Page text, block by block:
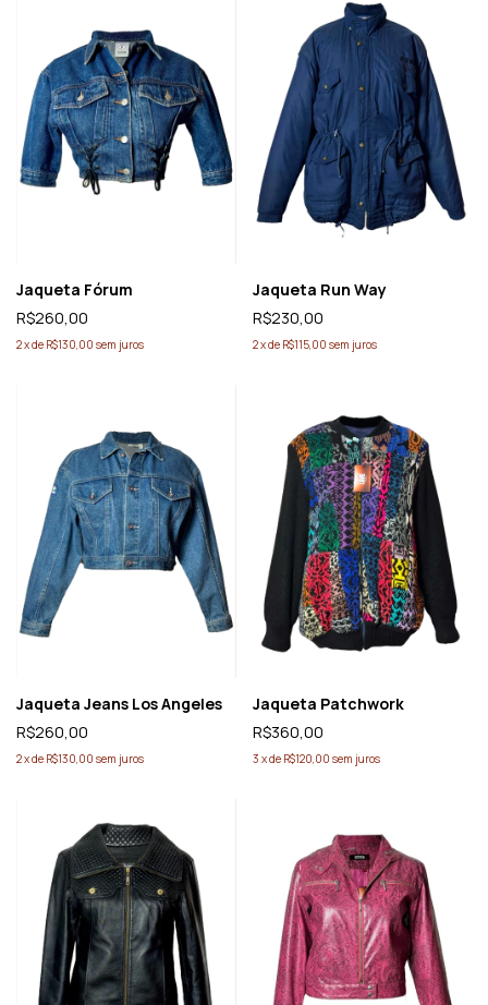
Jaqueta Fórum
R$260,00
2xde R$130,00 sem juros
Jaqueta Run Way
R$230,00
2xde R$115,00 sem juros
Jaqueta Jeans Los Angeles
R$260,00
2xde R$130,00 sem juros
Jaqueta Patchwork
R$360,00
3 xde R$120,00 sem juros